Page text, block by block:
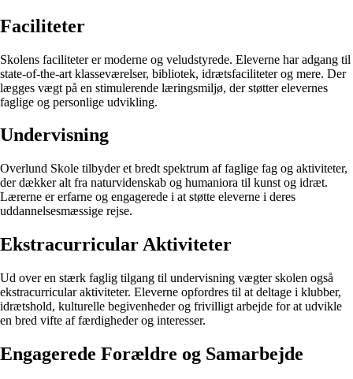
Faciliteter
Skolens faciliteter er moderne og veludstyrede. Eleverne har adgang til
state-of-the-art klasseværelser, bibliotek, idrætsfaciliteter og mere. Der
lægges vægt på en stimulerende læringsmiljø, der støtter elevernes
faglige og personlige udvikling.
Undervisning
Overlund Skole tilbyder et bredt spektrum af faglige fag og aktiviteter,
der dækker alt fra naturvidenskab og humaniora til kunst og idræt.
Lærerne er erfarne og engagerede i at støtte eleverne i deres
uddannelsesmæssige rejse.
Ekstracurricular Aktiviteter
Ud over en stærk faglig tilgang til undervisning vægter skolen også
ekstracurricular aktiviteter. Eleverne opfordres til at deltage i klubber,
idrætshold, kulturelle begivenheder og frivilligt arbejde for at udvikle
en bred vifte af færdigheder og interesser.
Engagerede Forældre og Samarbejde